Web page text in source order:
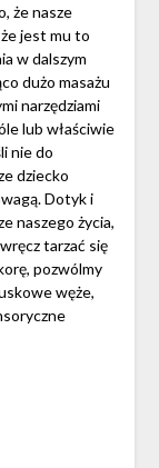
że nasze
jest mu to
w dalszym
dużo masażu
narzędziami
lub właściwie
nie do
dziecko
Dotyk i
naszego życia,
tarzać się
pozwólmy
węże,